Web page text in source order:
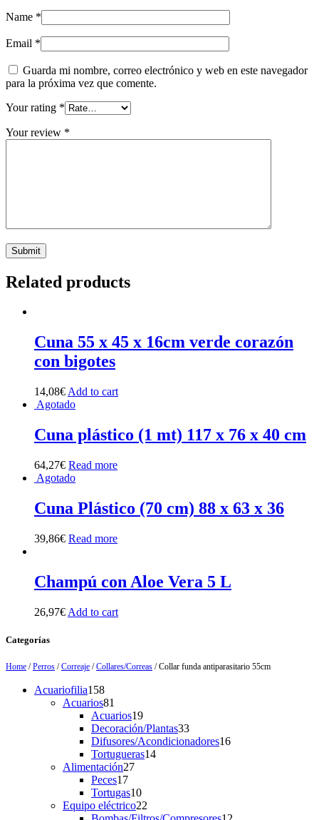
Name *
Email *
Guarda mi nombre, correo electrónico y web en este navegador
para la próxima vez que comente.
Your rating *
Your review *
Related products
Cuna 55 x 45 x 16cm verde corazón
con bigotes
14,08€ Add to cart
Agotado
Cuna plástico (1 mt) 117 x 76 x 40 cm
64,27€ Read more
Agotado
Cuna Plástico (70 cm) 88 x 63 x 36
39,86€ Read more
Champú con Aloe Vera 5 L
26,97€ Add to cart
Categorías
Home /Perros /Correaje /Collares/Correas / Collar funda antiparasitario 55cm
Acuariofilia158158
products
Acuarios81
products
Acuarios1919
products
Decoración/Plantas3333
products
Difusores/Acondicionadores1616
Tortugueras1414
Alimentación2727
Peces1717
products
Tortugas1010
products
Equipo eléctrico22
products